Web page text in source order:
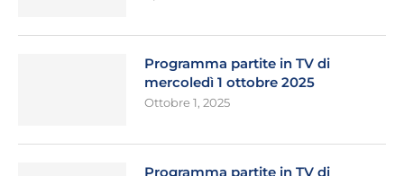
Programma partite in TV di
mercoledì 1 ottobre 2025
Ottobre 1, 2025
Programma partite in TV di